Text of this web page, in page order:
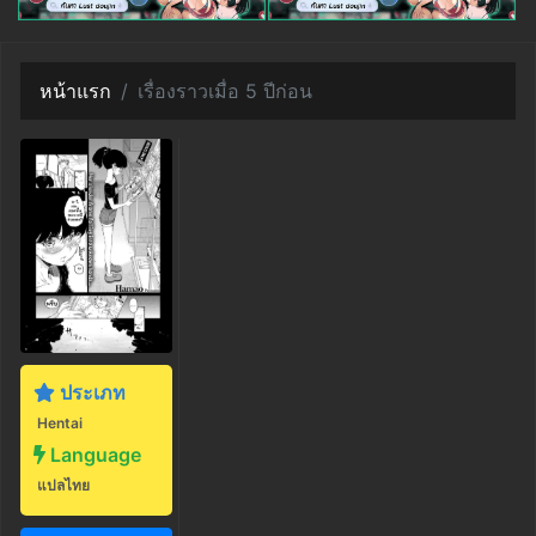
หน้าแรก เรื่องราวเมื่อ 5 ปีก่อน
ประเภท
Hentai
Language
แปลไทย